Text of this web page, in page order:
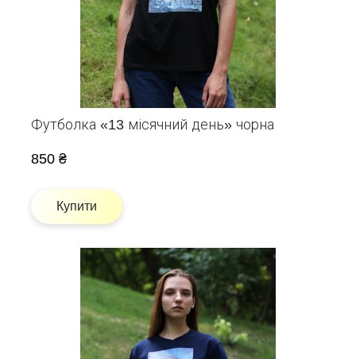
Футболка «13 місячний день» чорна
850 ₴
Купити